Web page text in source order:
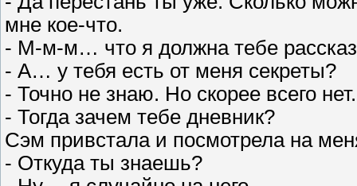
мне кое-что.
- М-м-м… что я должна тебе
- А… у тебя есть от меня секреты?
- Точно не знаю. Но скорее всего
- Тогда зачем тебе дневник?
Сэм привстала и посмотрела на
- Откуда ты знаешь?